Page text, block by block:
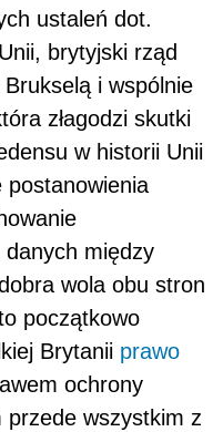
ustaleń dot.
brytyjski rząd
i wspólnie
złagodzi skutki
w historii Unii
postanowienia
danych między
wola obu stron
początkowo
Brytanii prawo
ochrony
wszystkim z